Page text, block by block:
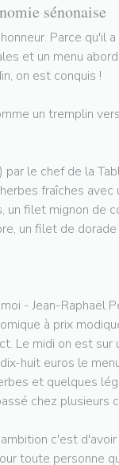
sénonaise
Parce qu'il
et un menu
on est conquis !
un tremplin
le chef de la
fraîches
un filet mignon de
un filet de
- Jean-Raphaël
à prix
Le midi on est sur
huit euros le
et quelques
chez plusieurs
c'est
toute personne